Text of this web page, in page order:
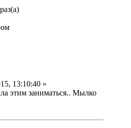
13:10:40 »
этим заниматься.. Мылко